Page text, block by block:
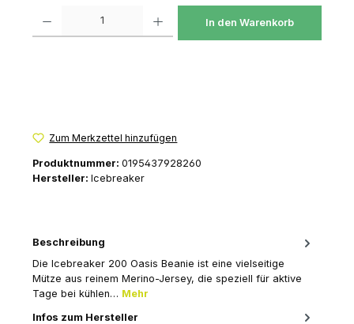
In den Warenkorb
Zum Merkzettel hinzufügen
Produktnummer: 0195437928260
Hersteller: Icebreaker
Beschreibung
Die Icebreaker 200 Oasis Beanie ist eine vielseitige
Mütze aus reinem Merino-Jersey, die speziell für aktive
Tage bei kühlen… Mehr
Infos zum Hersteller